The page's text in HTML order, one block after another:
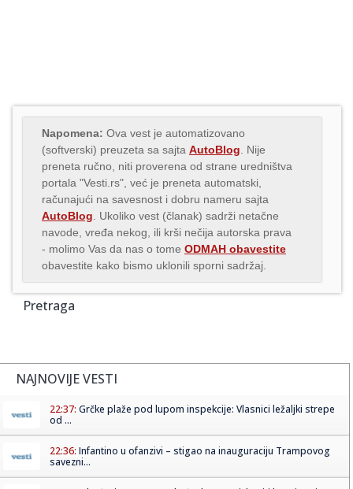
Napomena: Ova vest je automatizovano
(softverski) preuzeta sa sajta AutoBlog . Nije
preneta ručno, niti proverena od strane uredništva
portala "Vesti.rs", već je preneta automatski,
računajući na savesnost i dobru nameru sajta
AutoBlog . Ukoliko vest (članak) sadrži netačne
navode, vređa nekog, ili krši nečija autorska prava
- molimo Vas da nas o tome ODMAH obavestite
obavestite kako bismo uklonili sporni sadržaj.
Pretraga
NAJNOVIJE VESTI
22:37: Grčke plaže pod lupom inspekcije: Vlasnici ležaljki strepe
od ...
22:36: Infantino u ofanzivi – stigao na inauguraciju Trampovog
savezni...